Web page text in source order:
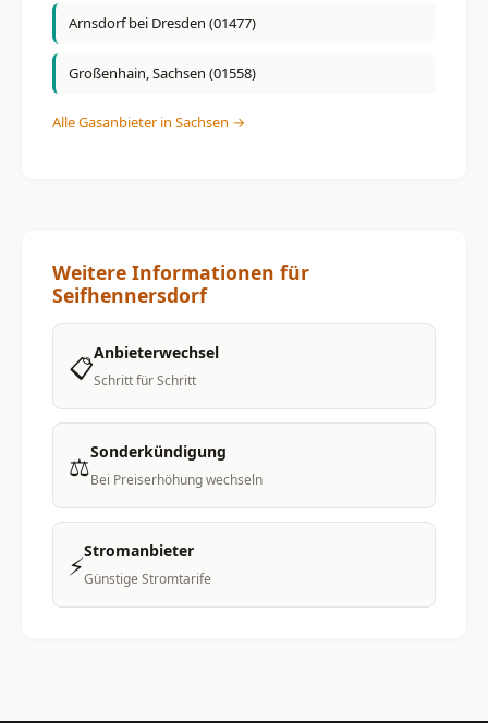
Arnsdorf bei Dresden (01477)
Großenhain, Sachsen (01558)
Alle Gasanbieter in Sachsen →
Weitere Informationen für
Seifhennersdorf
📋Anbieterwechsel
Schritt für Schritt
⚖️Sonderkündigung
Bei Preiserhöhung wechseln
⚡Stromanbieter
Günstige Stromtarife